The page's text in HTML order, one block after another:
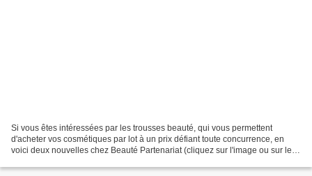
Si vous êtes intéressées par les trousses beauté, qui vous permettent
d'acheter vos cosmétiques par lot à un prix défiant toute concurrence, en
voici deux nouvelles chez Beauté Partenariat (cliquez sur l'image ou sur le